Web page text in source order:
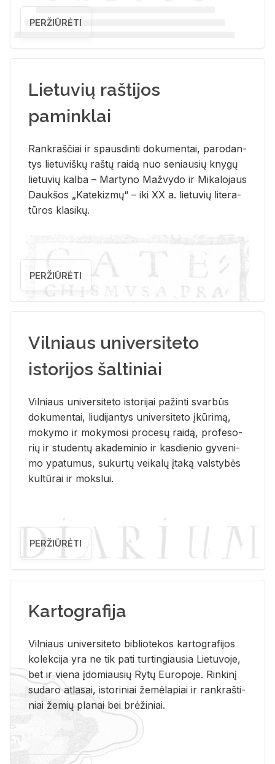
PERŽIŪRĖTI
Lietuvių raštijos
paminklai
Rank­raš­čiai ir spaus­din­ti do­ku­men­tai, pa­ro­dan­
tys lie­tu­viš­kų raš­tų rai­dą nuo se­niau­sių kny­gų
lie­tu­vių kal­ba – Mar­ty­no Ma­žvy­do ir Mi­ka­lo­jaus
Dauk­šos „Ka­te­kiz­mų“ – iki XX a. lie­tu­vių li­te­ra­
tū­ros kla­si­kų.
PERŽIŪRĖTI
Vilniaus universiteto
istorijos šaltiniai
Vil­niaus uni­ver­si­te­to is­to­ri­jai pa­žin­ti svar­būs
do­ku­men­tai, liu­di­jan­tys uni­ver­si­te­to įkū­ri­mą,
mo­ky­mo ir mo­ky­mo­si pro­ce­sų rai­dą, pro­fe­so­
rių ir stu­den­tų aka­de­mi­nio ir kas­die­nio gy­ve­ni­
mo ypa­tu­mus, su­kur­tų vei­ka­lų įta­ką vals­ty­bės
kul­tū­rai ir moks­lui.
PERŽIŪRĖTI
Kartografija
Vil­niaus uni­ver­si­te­to bi­b­lio­te­kos kar­to­gra­fi­jos
ko­lek­ci­ja yra ne tik pati tur­tin­giau­sia Lie­tu­vo­je,
bet ir vie­na įdo­miau­sių Rytų Eu­ro­po­je. Rin­ki­nį
su­da­ro at­la­sai, is­to­ri­niai že­mė­la­piai ir rank­raš­ti­
niai že­mių pla­nai bei brė­ži­niai.